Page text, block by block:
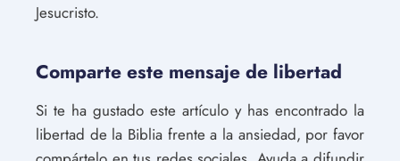
Jesucristo.
Comparte este mensaje de libertad
Si te ha gustado este artículo y has encontrado la
libertad de la Biblia frente a la ansiedad, por favor